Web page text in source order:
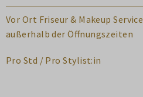
Vor Ort Friseur & Makeup Service
außerhalb der Öffnungszeiten
Pro Std / Pro Stylist:in